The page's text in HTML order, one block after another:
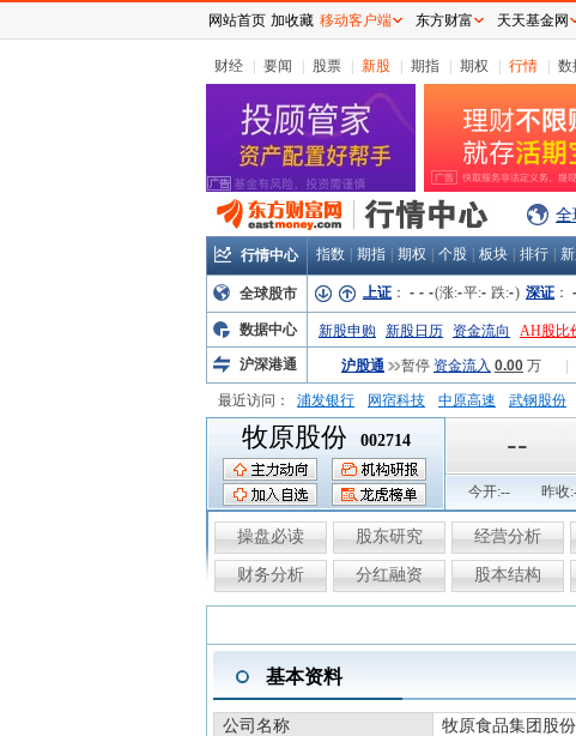
财经 要闻 股票 新股 期指 期权 行情 数
全
行情中心 指数 期指 期权 个股 板块 排行
全球股市 上证 ： - - -(涨:-平:- 跌:-) 深证 ： -
数据中心 新股申购 新股日历 资金流向 AH股比
沪深港通
沪股通 暂停 资金流入 0.00 万
最近访问： 浦发银行 网宿科技 中原高速 武钢股份
弘业股份
富临运业
牧原股份 002714 --
今开:-- 昨收:
操盘必读 股东研究 经营分析
财务分析 分红融资 股本结构
基本资料
公司名称
牧原食品集团股
网站首页 加收藏 移动客户端 东方财富 天天基金网